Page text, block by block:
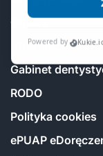
Obiady
Ubezpieczenia
Gabinet
RODO
Polityka cookies
ePUAP